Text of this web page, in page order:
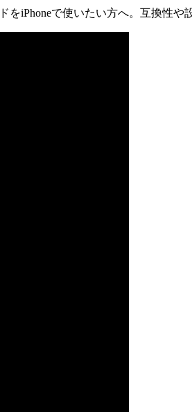
をiPhoneで使いたい方へ。互換性